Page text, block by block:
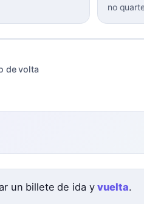
no
de volta
un billete de ida yvuelta.